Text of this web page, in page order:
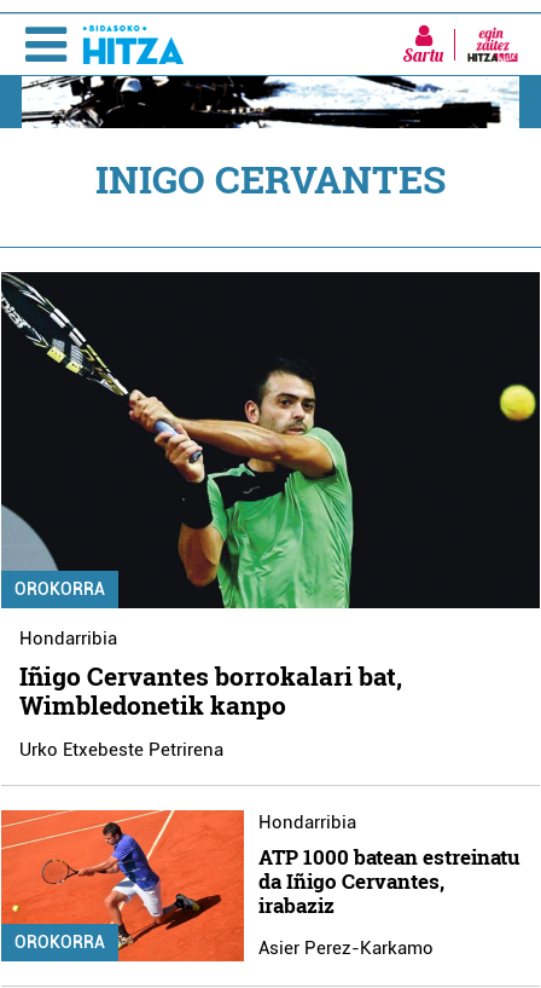
Sartu
INIGO CERVANTES
OROKORRA
Hondarribia
Iñigo Cervantes borrokalari bat,
Wimbledonetik kanpo
Urko Etxebeste Petrirena
OROKORRA
Hondarribia
ATP 1000 batean estreinatu
da Iñigo Cervantes,
irabaziz
Asier Perez-Karkamo